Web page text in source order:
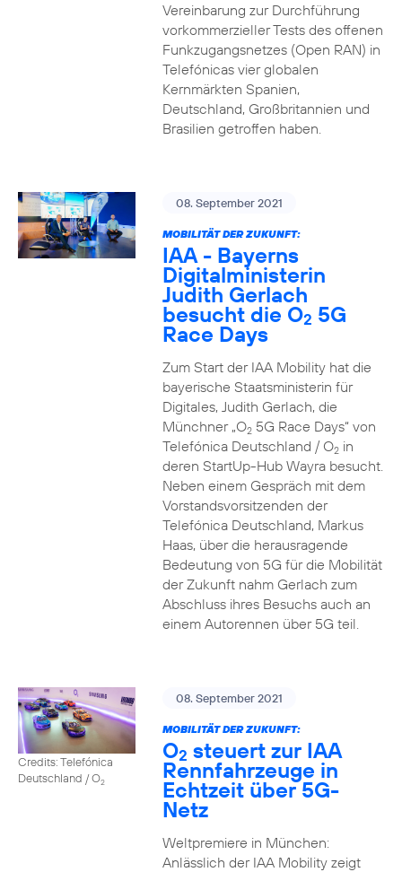
Vereinbarung zur Durchführung
vorkommerzieller Tests des offenen
Funkzugangsnetzes (Open RAN) in
Telefónicas vier globalen
Kernmärkten Spanien,
Deutschland, Großbritannien und
Brasilien getroffen haben.
08. September 2021
MOBILITÄT DER ZUKUNFT:
IAA - Bayerns
Digitalministerin
Judith Gerlach
besucht die O2 5G
Race Days
Zum Start der IAA Mobility hat die
bayerische Staatsministerin für
Digitales, Judith Gerlach, die
Münchner „O25G Race Days“ von
Telefónica Deutschland / O2in
deren StartUp-Hub Wayra besucht.
Neben einem Gespräch mit dem
Vorstandsvorsitzenden der
Telefónica Deutschland, Markus
Haas, über die herausragende
Bedeutung von 5G für die Mobilität
der Zukunft nahm Gerlach zum
Abschluss ihres Besuchs auch an
einem Autorennen über 5G teil.
Credits: Telefónica
Deutschland / O2
08. September 2021
MOBILITÄT DER ZUKUNFT:
O2 steuert zur IAA
Rennfahrzeuge in
Echtzeit über 5G-
Netz
Weltpremiere in München:
Anlässlich der IAA Mobility zeigt